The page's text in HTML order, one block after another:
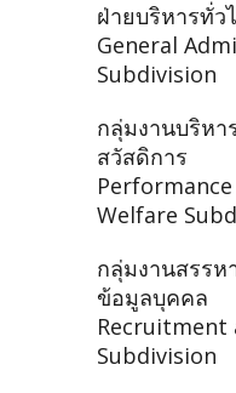
ฝ่ายบริหารทั่ว
General
Subdivision
กลุ่มงานบริหา
สวัสดิการ
Welfare
กลุ่มงานสรรห
ข้อมูลบุคคล
Recruitment
Subdivision